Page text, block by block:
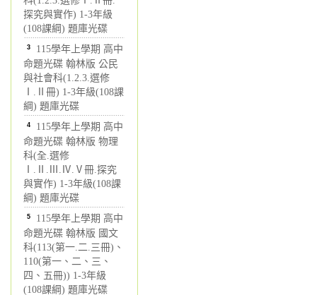
探究與實作) 1-3年級
(108課綱) 題庫光碟
3 115學年上學期 高中
命題光碟 翰林版 公民
與社會科(1.2.3.選修
Ⅰ.Ⅱ冊) 1-3年級(108課
綱) 題庫光碟
4 115學年上學期 高中
命題光碟 翰林版 物理
科(全.選修
Ⅰ.Ⅱ.Ⅲ.Ⅳ.Ⅴ冊.探究
與實作) 1-3年級(108課
綱) 題庫光碟
5 115學年上學期 高中
命題光碟 翰林版 國文
科(113(第一.二.三冊)、
110(第一、二、三、
四、五冊)) 1-3年級
(108課綱) 題庫光碟